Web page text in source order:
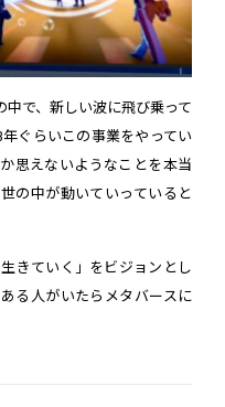
で、新しい波に飛び乗って
ぐらいこの事業をやってい
思えないようなことを本当
の中が動いていっていると
生きていく」をビジョンとし
る人がいたらメタバースに